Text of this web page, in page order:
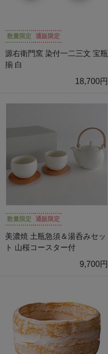
数量限定 通販限定
源右衛門窯 染付一二三文 宝瓶
揃 白
18,700円
数量限定 通販限定
美濃焼 土瓶急須＆湯呑みセッ
ト 山桜コースター付
9,700円